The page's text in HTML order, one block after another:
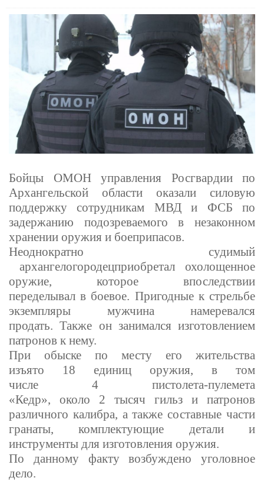
Бойцы ОМОН управления Росгвардии по
Архангельской области оказали силовую
поддержкусотрудникам МВДи ФСБ по
задержанию подозреваемого в незаконном
хранении оружия и боеприпасов.
Неоднократно судимый
архангелогородецприобретал охолощенное
оружие, которое впоследствии
переделывалв боевое. Пригодные к стрельбе
экземпляры мужчина намеревался
продать.Также он занимался изготовлением
патронов к нему.
При обыске по месту его жительства
изъято 18 единиц оружия, в том
числе 4 пистолета-пулемета
«Кедр», около 2 тысяч гильз и патронов
различного калибра, а также составные части
гранаты,комплектующие детали и
инструменты для изготовления оружия.
По данному факту возбуждено уголовное
дело.